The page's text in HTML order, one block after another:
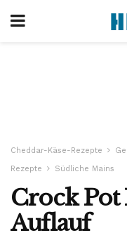
Cheddar-Käse-Rezepte
Rezepte
Südliche Mains
Crock Pot
Auflauf